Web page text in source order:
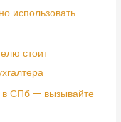
использовать
стоит
в СПб — вызывайте